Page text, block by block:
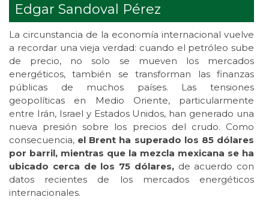
Edgar Sandoval Pérez
La circunstancia de la economía internacional vuelve
a recordar una vieja verdad: cuando el petróleo sube
de precio, no solo se mueven los mercados
energéticos, también se transforman las finanzas
públicas de muchos países. Las tensiones
geopolíticas en Medio Oriente, particularmente
entre Irán, Israel y Estados Unidos, han generado una
nueva presión sobre los precios del crudo. Como
consecuencia, el Brent ha superado los 85 dólares
por barril, mientras que la mezcla mexicana se ha
ubicado cerca de los 75 dólares, de acuerdo con
datos recientes de los mercados energéticos
internacionales.